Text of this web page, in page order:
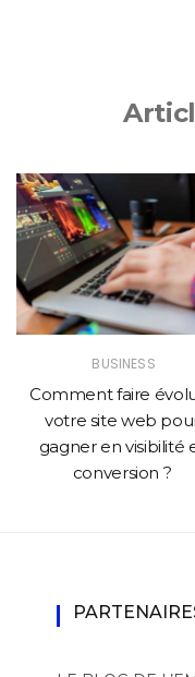
BUSINESS
Comment faire
votre site web
gagner en visibilité
conversion ?